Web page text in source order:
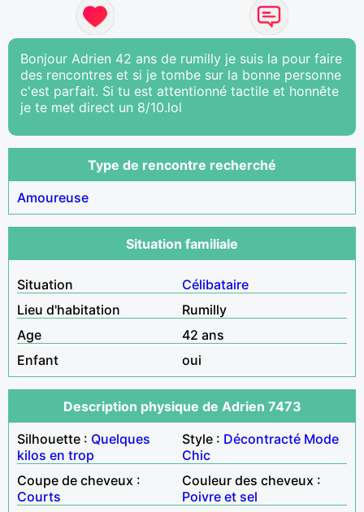
Bonjour Adrien 42 ans de rumilly je suis la pour faire
des rencontres et si je tombe sur la bonne personne
c'est parfait. Si tu est attentionné tactile et honnête
je te met direct un 8/10.lol
Type de rencontre recherché
Amoureuse
Situation familiale
Situation
Célibataire
Lieu d'habitation
Rumilly
Age
42 ans
Enfant
oui
Description physique de Adrien 7473
Silhouette : Quelques
kilos en trop
Style : Décontracté Mode
Chic
Coupe de cheveux :
Courts
Couleur des cheveux :
Poivre et sel